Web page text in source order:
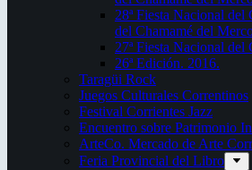
28ª Fiesta Nacional del
del Chamamé del
27ª Fiesta Nacional del
26ª Edición. 2016.
Taragüi Rock
Juegos Culturales Correntinos
Festival Corrientes Jazz
Encuentro sobre Patrimonio
ArteCo. Mercado de Arte
Feria Provincial del Libro